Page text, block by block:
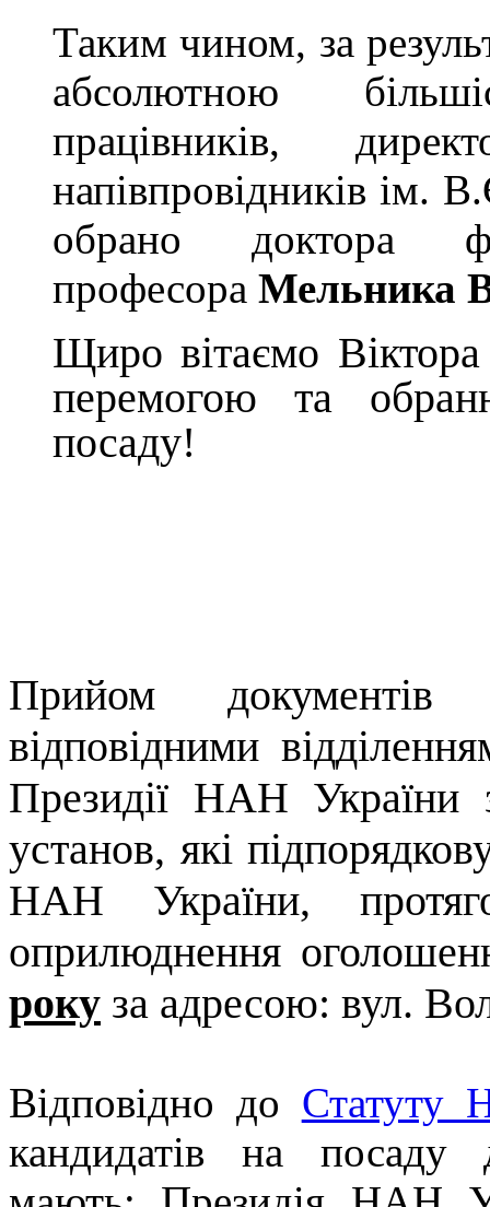
Таким чином, за
абсолютною
працівників,
напівпровідників ім.
обрано доктора
професора Мельника
Щиро вітаємо
перемогою та
посаду!
Прийом документів
відповідними
Президії НАН України
установ, які
НАН України,
оприлюднення
року за адресою: вул.
Відповідно до Статуту
кандидатів на посаду